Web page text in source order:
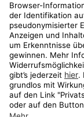
Travel